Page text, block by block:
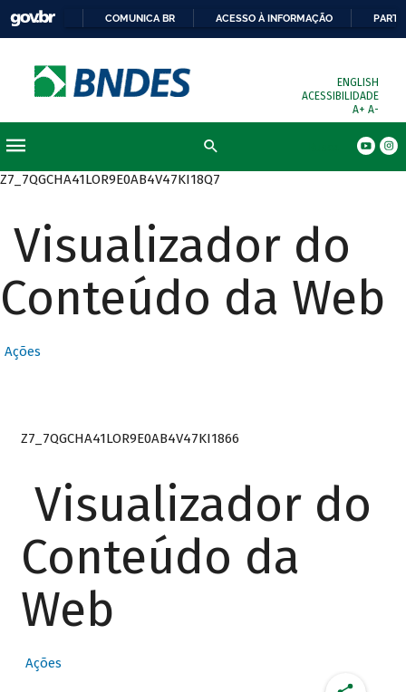
COMUNICA BR ACESSO À INFORMAÇÃO
ENGLISH
ACESSIBILIDADE
A+ A-
Z7_7QGCHA41LOR9E0AB4V47KI18Q7
Visualizador do
Conteúdo da Web
Ações
Z7_7QGCHA41LOR9E0AB4V47KI1866
Visualizador do
Conteúdo da
Web
Ações